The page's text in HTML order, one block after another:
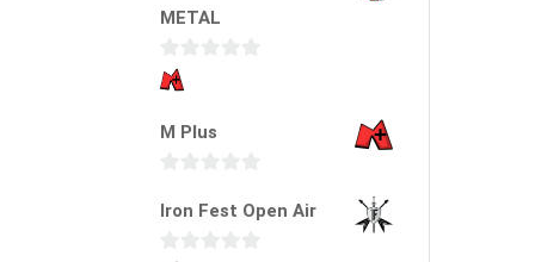
METAL
0
o
M Plus
v
Iron Fest Open Air